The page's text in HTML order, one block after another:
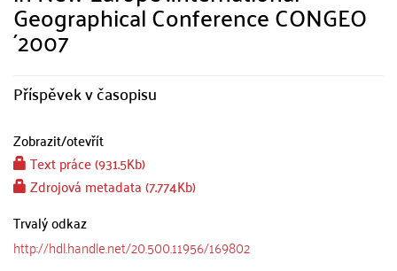
Geographical Conference CONGEO
´2007
Příspěvek v časopisu
Zobrazit/otevřít
Text práce (931.5Kb)
Zdrojová metadata (7.774Kb)
Trvalý odkaz
http://hdl.handle.net/20.500.11956/169802